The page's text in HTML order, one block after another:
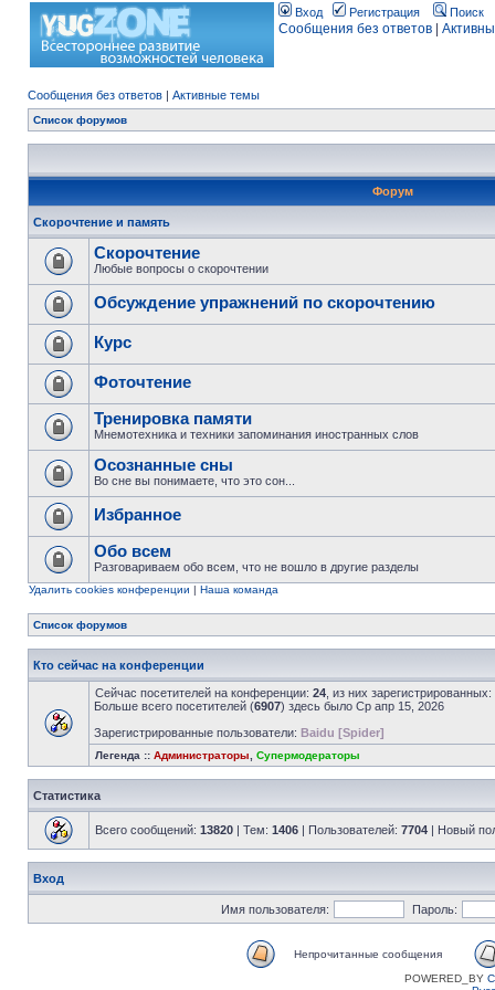
Вход Регистрация Поиск
Сообщения без ответов
Сообщения без ответов | Активные темы
Список форумов
Форум
Скорочтение и память
Скорочтение
Любые вопросы о скорочтении
Обсуждение упражнений по скорочтению
Курс
Фоточтение
Тренировка памяти
Мнемотехника и техники запоминания иностранных слов
Осознанные сны
Во сне вы понимаете, что это сон...
Избранное
Обо всем
Разговариваем обо всем, что не вошло в другие разделы
Удалить cookies конференции | Наша команда
Список форумов
Кто сейчас на конференции
Сейчас посетителей на конференции: 24 , из них
Больше всего посетителей (6907) здесь было Ср апр 15, 2026
Зарегистрированные пользователи: Baidu [Spider]
Легенда :: Администраторы Супермодераторы
Статистика
Всего сообщений: 13820 | Тем: 1406 | Пользователей: 7704 | Новый
Вход
Имя пользователя: Пароль:
Непрочитанные сообщения
POWERED_BY